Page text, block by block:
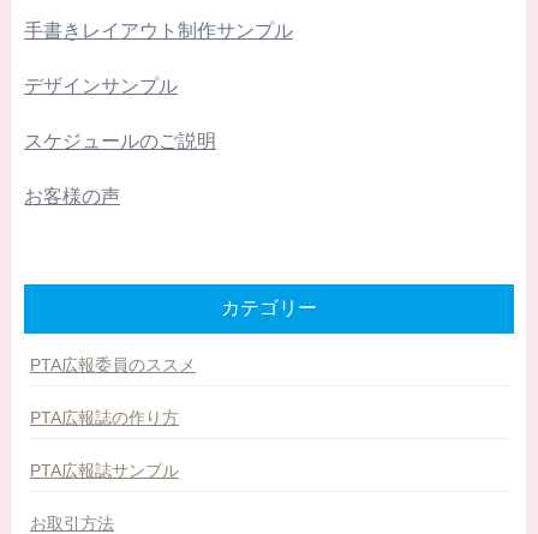
手書きレイアウト制作サンプル
デザインサンプル
スケジュールのご説明
お客様の声
カテゴリー
PTA広報委員のススメ
PTA広報誌の作り方
PTA広報誌サンプル
お取引方法